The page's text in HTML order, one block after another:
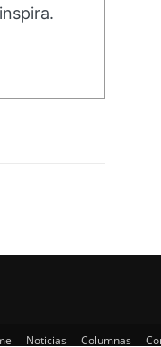
Noticias Columnas